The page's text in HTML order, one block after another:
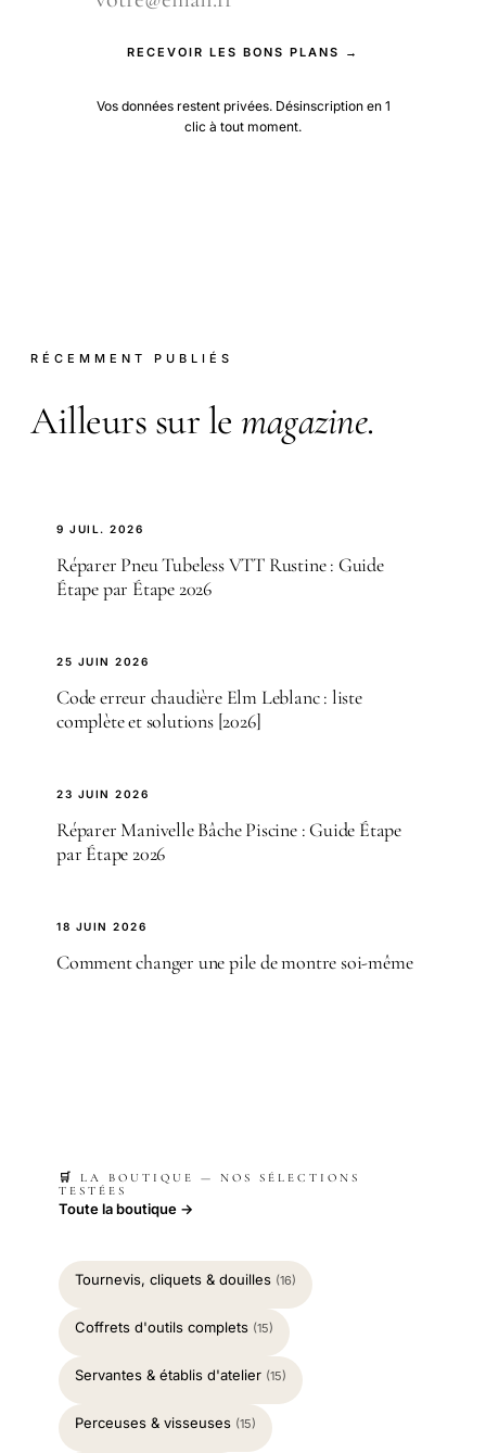
RECEVOIR LES BONS PLANS →
Vos données restent privées. Désinscription en 1
clic à tout moment.
RÉCEMMENT PUBLIÉS
Ailleurs sur le magazine.
9 JUIL. 2026
Réparer Pneu Tubeless VTT Rustine : Guide
Étape par Étape 2026
25 JUIN 2026
Code erreur chaudière Elm Leblanc : liste
complète et solutions [2026]
23 JUIN 2026
Réparer Manivelle Bâche Piscine : Guide Étape
par Étape 2026
18 JUIN 2026
Comment changer une pile de montre soi-même
🛒 LA BOUTIQUE — NOS SÉLECTIONS
TESTÉES
Toute la boutique →
Tournevis, cliquets & douilles (16)
Coffrets d'outils complets (15)
Servantes & établis d'atelier (15)
Perceuses & visseuses (15)